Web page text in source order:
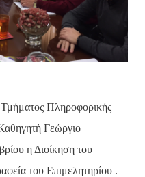
Πληροφορικής
Γεώργιο
η Διοίκηση του
του Επιμελητηρίου .